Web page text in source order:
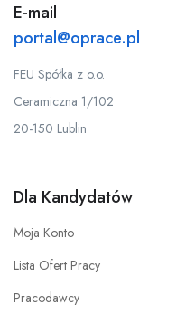
E-mail
portal@oprace.pl
FEU Spółka z o.o.
Ceramiczna 1/102
20-150 Lublin
Dla Kandydatów
Moja Konto
Lista Ofert Pracy
Pracodawcy